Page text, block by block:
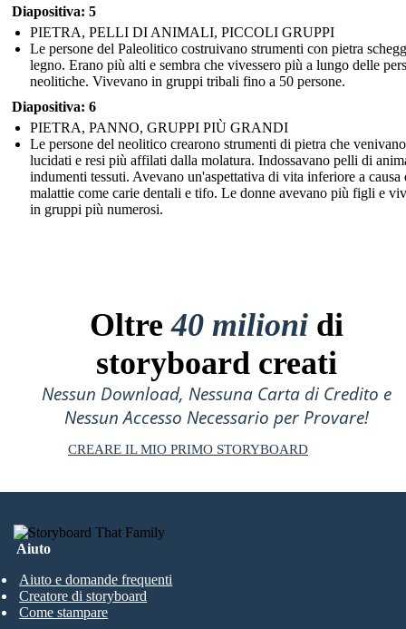
Diapositiva: 5
PIETRA, PELLI DI ANIMALI, PICCOLI GRUPPI
Le persone del Paleolitico costruivano strumenti con pietra
legno. Erano più alti e sembra che vivessero più a lungo delle
neolitiche. Vivevano in gruppi tribali fino a 50 persone.
Diapositiva: 6
PIETRA, PANNO, GRUPPI PIÙ GRANDI
Le persone del neolitico crearono strumenti di pietra che venivano
lucidati e resi più affilati dalla molatura. Indossavano pelli di
indumenti tessuti. Avevano un'aspettativa di vita inferiore a causa
malattie come carie dentali e tifo. Le donne avevano più figli e
in gruppi più numerosi.
Oltre40 milioni di
storyboard creati
Nessun Download, Nessuna Carta di Credito e
Nessun Accesso Necessario per Provare!
CREARE IL MIO PRIMO STORYBOARD
Aiuto
Aiuto e domande frequenti
Creatore di storyboard
Come stampare